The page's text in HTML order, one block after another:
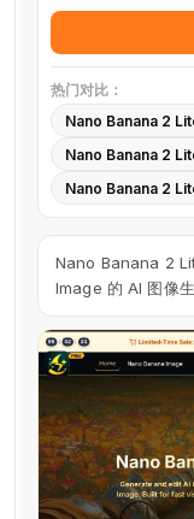
热门对比：
Nano Banana 2
Nano Banana 2
Nano Banana 2
Nano Banana 2
Image 的 AI 图像